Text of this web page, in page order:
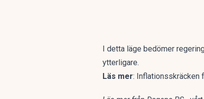
I detta läge bedömer
ytterligare.
Läs mer: Inflationsskräcken